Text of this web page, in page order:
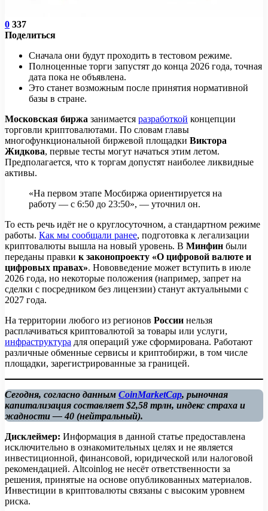
0 337
Поделиться
Сначала они будут проходить в тестовом режиме.
Полноценные торги запустят до конца 2026 года, точная
дата пока не объявлена.
Это станет возможным после принятия нормативной
базы в стране.
Московская биржа занимается разработкой концепции
торговли криптовалютами. По словам главы
многофункциональной биржевой площадки Виктора
Жидкова, первые тесты могут начаться этим летом.
Предполагается, что к торгам допустят наиболее ликвидные
активы.
«На первом этапе Мосбиржа ориентируется на
работу — с 6:50 до 23:50», — уточнил он.
То есть речь идёт не о круглосуточном, а стандартном режиме
работы. Как мы сообщали ранее, подготовка к легализации
криптовалюты вышла на новый уровень. В Минфин были
переданы правки к законопроекту «О цифровой валюте и
цифровых правах». Нововведение может вступить в июле
2026 года, но некоторые положения (например, запрет на
сделки с посредником без лицензии) станут актуальными с
2027 года.
На территории любого из регионов России нельзя
расплачиваться криптовалютой за товары или услуги,
инфраструктура для операций уже сформирована. Работают
различные обменные сервисы и криптобиржи, в том числе
площадки, зарегистрированные за границей.
Сегодня, согласно данным CoinMarketCap, рыночная
капитализация составляет $2,58 трлн, индекс страха и
жадности — 40 (нейтральный).
Дисклеймер: Информация в данной статье предоставлена
исключительно в ознакомительных целях и не является
инвестиционной, финансовой, юридической или налоговой
рекомендацией. Altcoinlog не несёт ответственности за
решения, принятые на основе опубликованных материалов.
Инвестиции в криптовалюты связаны с высоким уровнем
риска.